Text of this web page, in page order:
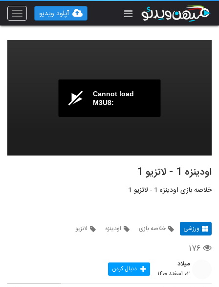
Toggle
آپلود ویدیو
Cannot load
M3U8:
اودینزه 1 - لاتزیو 1
خلاصه بازی اودینزه 1 - لاتزیو 1
ورزشی خلاصه بازی اودینزه لاتزیو
۱۷۶
میلاد
۰۲ اسفند ۱۴۰۰ دنبال کردن